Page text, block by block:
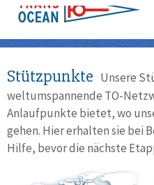
Stützpunkte Unsere
weltumspannende TO-
Anlaufpunkte bietet, wo
gehen. Hier erhalten sie bei
Hilfe, bevor die nächste